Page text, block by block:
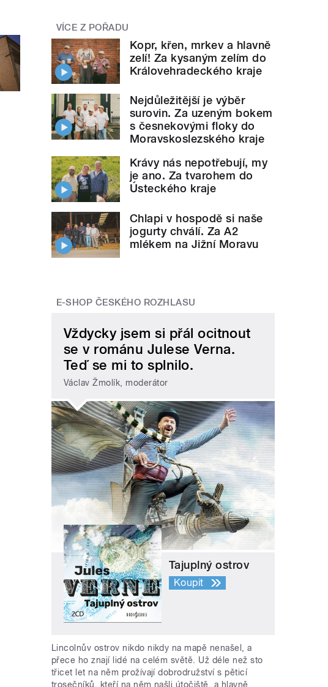
VÍCE Z POŘADU
Kopr, křen, mrkev a hlavně
zelí! Za kysaným zelím do
Královehradeckého kraje
Nejdůležitější je výběr
surovin. Za uzeným bokem
s česnekovými floky do
Moravskoslezského kraje
Krávy nás nepotřebují, my
je ano. Za tvarohem do
Ústeckého kraje
Chlapi v hospodě si naše
jogurty chválí. Za A2
mlékem na Jižní Moravu
E-SHOP ČESKÉHO ROZHLASU
Vždycky jsem si přál ocitnout
se v románu Julese Verna.
Teď se mi to splnilo.
Václav Žmolík, moderátor
Tajuplný ostrov
Koupit
Lincolnův ostrov nikdo nikdy na mapě nenašel, a
přece ho znají lidé na celém světě. Už déle než sto
třicet let na něm prožívají dobrodružství s pěticí
trosečníků, kteří na něm našli útočiště, a hlavně